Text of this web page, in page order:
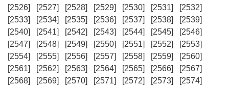
[2526]
[2527] [2528] [2529] [2530] [2531]
[2532]
[2533]
[2534] [2535] [2536] [2537] [2538]
[2539]
[2540]
[2541] [2542] [2543] [2544] [2545]
[2546]
[2547]
[2548] [2549] [2550] [2551] [2552]
[2553]
[2554]
[2555] [2556] [2557] [2558] [2559]
[2560]
[2561]
[2562] [2563] [2564] [2565] [2566]
[2567]
[2568]
[2569] [2570] [2571] [2572] [2573]
[2574]